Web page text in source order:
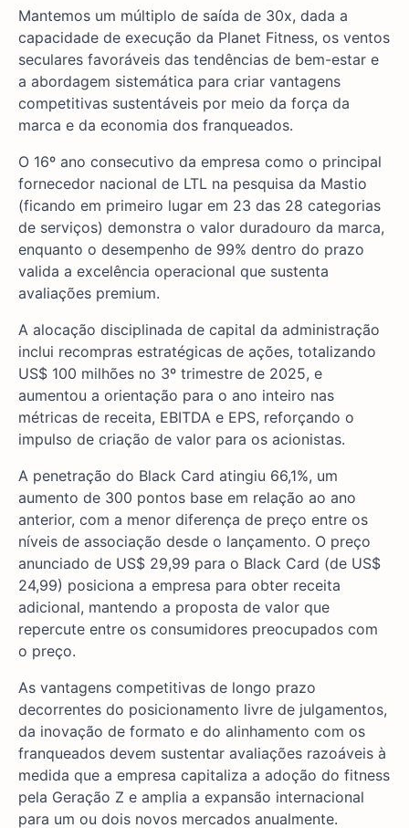
Mantemos um múltiplo de saída de 30x, dada a
capacidade de execução da Planet Fitness, os ventos
seculares favoráveis das tendências de bem-estar e
a abordagem sistemática para criar vantagens
competitivas sustentáveis por meio da força da
marca e da economia dos franqueados.
O 16º ano consecutivo da empresa como o principal
fornecedor nacional de LTL na pesquisa da Mastio
(ficando em primeiro lugar em 23 das 28 categorias
de serviços) demonstra o valor duradouro da marca,
enquanto o desempenho de 99% dentro do prazo
valida a excelência operacional que sustenta
avaliações premium.
A alocação disciplinada de capital da administração
inclui recompras estratégicas de ações, totalizando
US$ 100 milhões no 3º trimestre de 2025, e
aumentou a orientação para o ano inteiro nas
métricas de receita, EBITDA e EPS, reforçando o
impulso de criação de valor para os acionistas.
A penetração do Black Card atingiu 66,1%, um
aumento de 300 pontos base em relação ao ano
anterior, com a menor diferença de preço entre os
níveis de associação desde o lançamento. O preço
anunciado de US$ 29,99 para o Black Card (de US$
24,99) posiciona a empresa para obter receita
adicional, mantendo a proposta de valor que
repercute entre os consumidores preocupados com
o preço.
As vantagens competitivas de longo prazo
decorrentes do posicionamento livre de julgamentos,
da inovação de formato e do alinhamento com os
franqueados devem sustentar avaliações razoáveis à
medida que a empresa capitaliza a adoção do fitness
pela Geração Z e amplia a expansão internacional
para um ou dois novos mercados anualmente.